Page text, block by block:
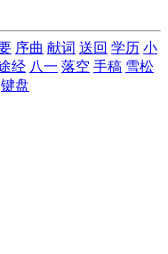
序曲 献词 送回 学历 小
经 八一 落空 手稿 雪松
键盘